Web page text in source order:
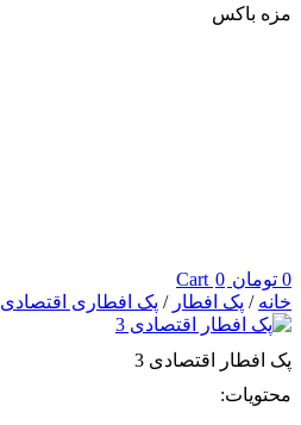
مزه باکس
0 تومان 0
Cart
خانه / پک افطار / پک افطاری اقتصادی
پک افطار اقتصادی 3
محتویات: